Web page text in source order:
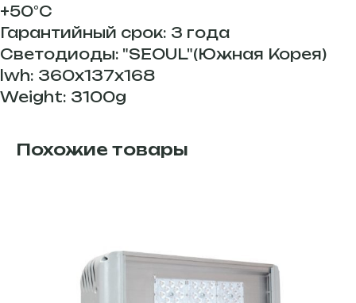
+50°С
Гарантийный срок: 3 года
Светодиоды: "SEOUL"(Южная Корея)
lwh: 360x137x168
Weight: 3100g
Похожие товары